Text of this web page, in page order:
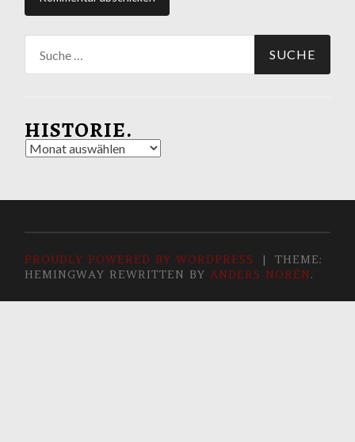
nach:
HISTORIE.
Historie.
PROUDLY POWERED BY WORDPRESS |
THEME:
HEMINGWAY REWRITTEN BYANDERS NORÉN.